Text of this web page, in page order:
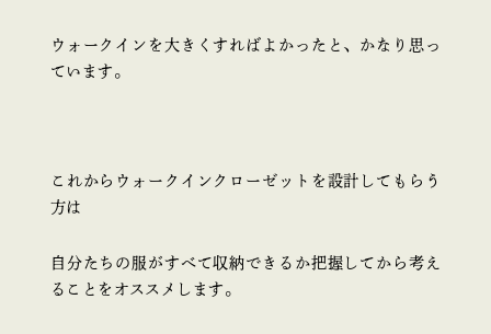
ウォークインを大きくすればよかったと、かなり思っ
ています。
これからウォークインクローゼットを設計してもらう
方は
自分たちの服がすべて収納できるか把握してから考え
ることをオススメします。